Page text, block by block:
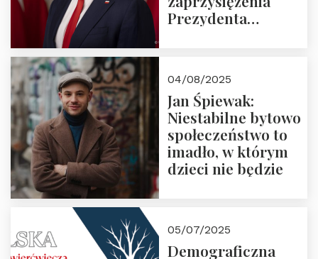
Prezydenta
Nawrockiego
04/08/2025
Jan Śpiewak:
Niestabilne bytowo
społeczeństwo to
imadło, w którym
dzieci nie będzie
05/07/2025
Demograficzna